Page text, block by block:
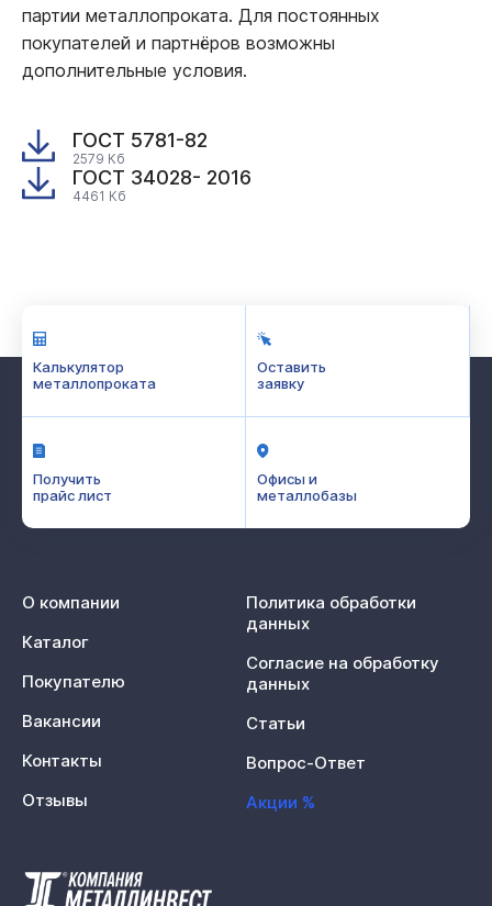
партии металлопроката. Для постоянных
покупателей и партнёров возможны
дополнительные условия.
ГОСТ 5781-82
2579 Кб
ГОСТ 34028- 2016
4461 Кб
Калькулятор
металлопроката
Оставить
заявку
Получить
прайс лист
Офисы и
металлобазы
О компании
Каталог
Покупателю
Вакансии
Контакты
Отзывы
Политика обработки
данных
Согласие на обработку
данных
Статьи
Вопрос-Ответ
Акции %